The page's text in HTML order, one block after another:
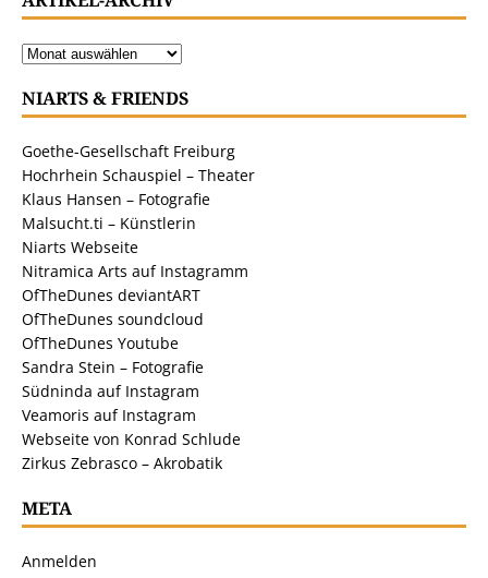
NIARTS & FRIENDS
Goethe-Gesellschaft Freiburg
Hochrhein Schauspiel – Theater
Klaus Hansen – Fotografie
Malsucht.ti – Künstlerin
Niarts Webseite
Nitramica Arts auf Instagramm
OfTheDunes deviantART
OfTheDunes soundcloud
OfTheDunes Youtube
Sandra Stein – Fotografie
Südninda auf Instagram
Veamoris auf Instagram
Webseite von Konrad Schlude
Zirkus Zebrasco – Akrobatik
META
Anmelden